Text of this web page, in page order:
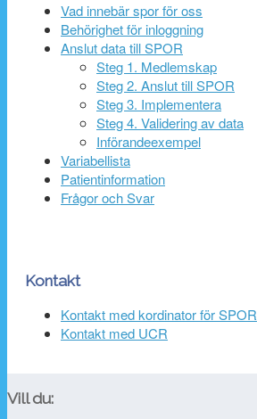
Vad innebär spor för oss
Behörighet för inloggning
Anslut data till SPOR
Steg 1. Medlemskap
Steg 2. Anslut till SPOR
Steg 3. Implementera
Steg 4. Validering av data
Införandeexempel
Variabellista
Patientinformation
Frågor och Svar
Kontakt
Kontakt med kordinator för SPOR
Kontakt med UCR
Vill du: